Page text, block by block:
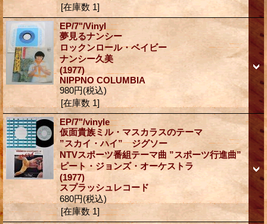
[在庫数 1]
EP/7"/Vinyl
夢見るナンシー
ロックンロール・ベイビー
ナンシー久美
(1977)
NIPPNO COLUMBIA
980円(税込)
[在庫数 1]
EP/7"/vinyle
仮面貴族ミル・マスカラスのテーマ
”スカイ・ハイ” ジグソー
NTVスポーツ番組テーマ曲 ”スポーツ行進曲”
ピート・ジョンズ・オーケストラ
(1977)
スプラッシュレコード
680円(税込)
[在庫数 1]